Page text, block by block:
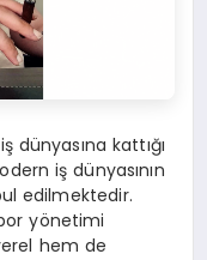
dünyasına kattığı
iş dünyasının
edilmektedir.
yönetimi
hem de